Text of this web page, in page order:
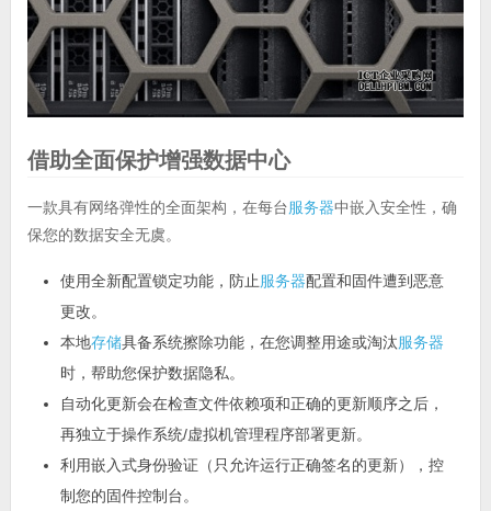
借助全面保护增强数据中心
一款具有网络弹性的全面架构，在每台服务器中嵌入安全性，确
保您的数据安全无虞。
使用全新配置锁定功能，防止服务器配置和固件遭到恶意
更改。
本地存储具备系统擦除功能，在您调整用途或淘汰服务器
时，帮助您保护数据隐私。
自动化更新会在检查文件依赖项和正确的更新顺序之后，
再独立于操作系统/虚拟机管理程序部署更新。
利用嵌入式身份验证（只允许运行正确签名的更新），控
制您的固件控制台。